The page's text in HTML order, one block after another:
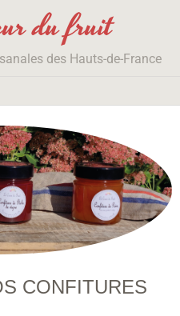
du fruit
des Hauts-de-France
CONFITURES